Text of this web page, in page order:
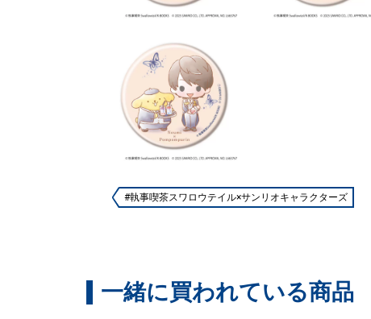
#執事喫茶スワロウテイル×サンリオキャラクターズ
一緒に買われている商品